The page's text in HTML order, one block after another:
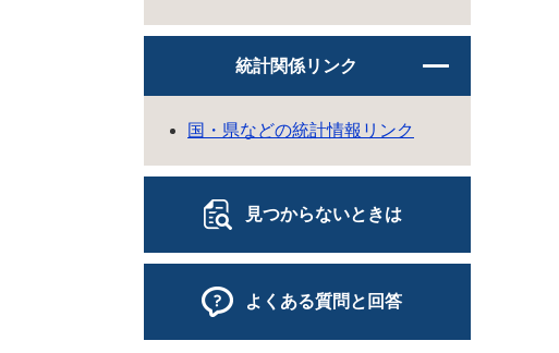
統計関係リンク
国・県などの統計情報リンク
見つからないときは
よくある質問と回答